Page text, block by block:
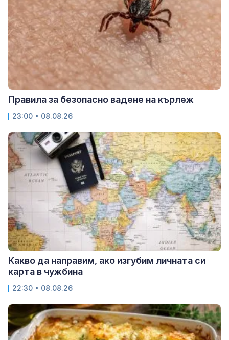
Правила за безопасно вадене на кърлеж
23:00 • 08.08.26
Какво да направим, ако изгубим личната си
карта в чужбина
22:30 • 08.08.26